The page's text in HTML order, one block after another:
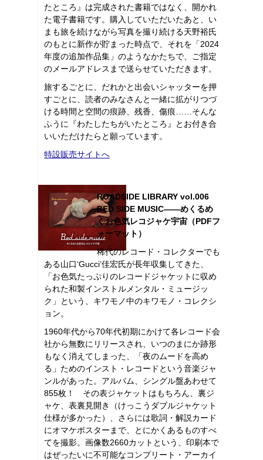
たところ』は完成された書籍ではなく、開かれ
た電子書籍です。購入していただいたあと、い
まも旅を続けながら写真を撮り続ける天野裕氏
のもとに新作が貯まった時点で、それを「2024
年度の追加作品集」のようなかたちで、ご指定
のメールアドレスまで送らせていただきます。
旅するごとに、だれかと出会いシャッターを押
すごとに、読者のみなさんと一緒に拡がりつづ
ける時間と空間の痕跡、残香、傷痕……そんな
ふうに『わたしたちがいたところ』とお付き合
いいただけたらと願っています。
特設販売サイトへ
ROADSIDE LIBRARY vol.006
BED SIDE MUSIC――めくるめ
くお色気レコジャケ宇宙（PDFフ
ォーマット）
稀代のレコード・コレクターでも
ある山口‘Gucci’佳宏氏が長年収集してきた、
「お色気たっぷりのレコードジャケットに収め
られた和製インストルメンタル・ミュージッ
ク」という、キワモノ中のキワモノ・コレクシ
ョン。
1960年代から70年代初期にかけて各レコード会
社から無数にリリースされ、いつのまにか跡形
もなく消えてしまった、「夜のムードを高め
る」ためのインスト・レコードという音楽ジャ
ンルがあった。アルバム、シングル盤あわせて
855枚！ その表ジャケットはもちろん、裏ジ
ャケ、表裏見開き（けっこうダブルジャケット
仕様が多かった）、さらには歌詞・解説カード
にオマケポスターまで、とにかくあるものすべ
てを撮影。画像数2660カットという、印刷本で
はぜったいに不可能なコンプリート・アーカイ